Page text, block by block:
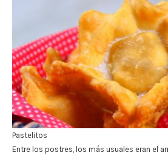
Pastelitos
Entre los postres, los más usuales eran el